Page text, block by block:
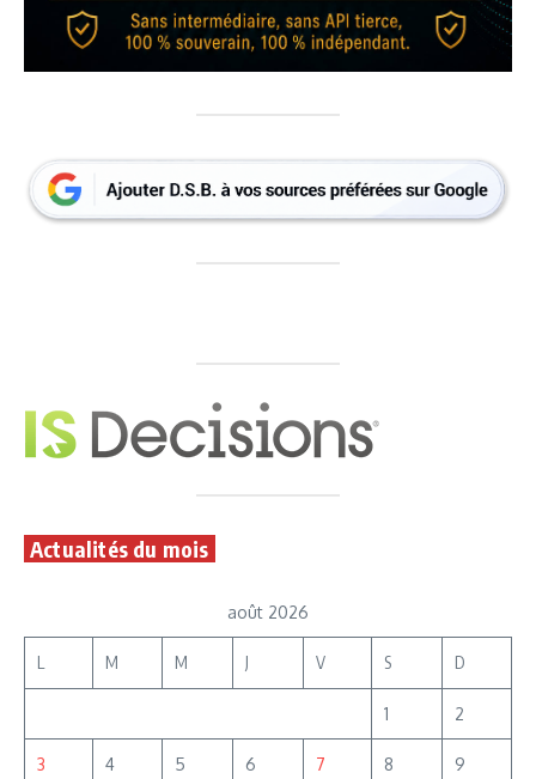
Actualités du mois
août 2026
L M M J V S D
1 2
3 4 5 6 7 8 9